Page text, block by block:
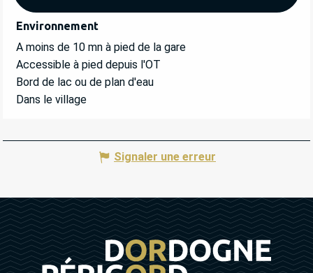
Environnement
Environnement
A moins de 10 mn à pied de la gare
Accessible à pied depuis l'OT
Bord de lac ou de plan d'eau
Dans le village
Signaler une erreur